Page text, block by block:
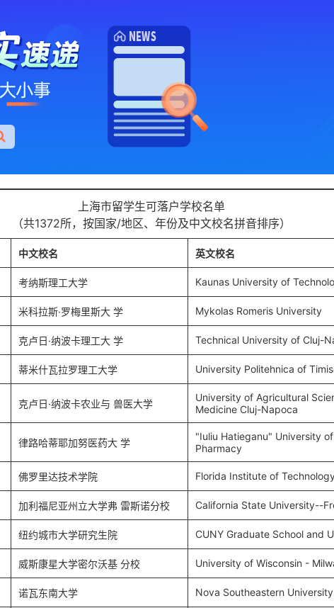
上海市留学生可落户学校名单
（共1372所，按国家/地区、年份及中文校名拼音排序）
中文校名 英文校名
考纳斯理工大学 Kaunas University of
米科拉斯·罗梅里斯大 学 Mykolas Romeris University
克卢日·纳波卡理工大 学 Technical University of Cluj-
蒂米什瓦拉罗理工大学 University Politehnica of
克卢日·纳波卡农业与 兽医大学
University of Agricultural
Medicine Cluj-Napoca
律路哈蒂耶加努医药大 学
"Iuliu Hatieganu" University
Pharmacy
佛罗里达技术学院 Florida Institute of
加利福尼亚州立大学弗 雷斯诺分校 California State University--
纽约城市大学研究生院 CUNY Graduate School and
威斯康星大学密尔沃基 分校 University of Wisconsin -
诺瓦东南大学 Nova Southeastern University